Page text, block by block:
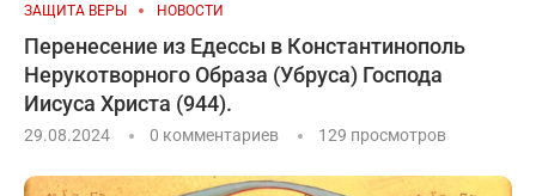
ЗАЩИТА ВЕРЫ НОВОСТИ
Перенесение из Едессы в Константинополь
Нерукотворного Образа (Убруса) Господа
Иисуса Христа (944).
29.08.2024 0 комментариев 129 просмотров